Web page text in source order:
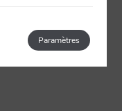
Paramètres